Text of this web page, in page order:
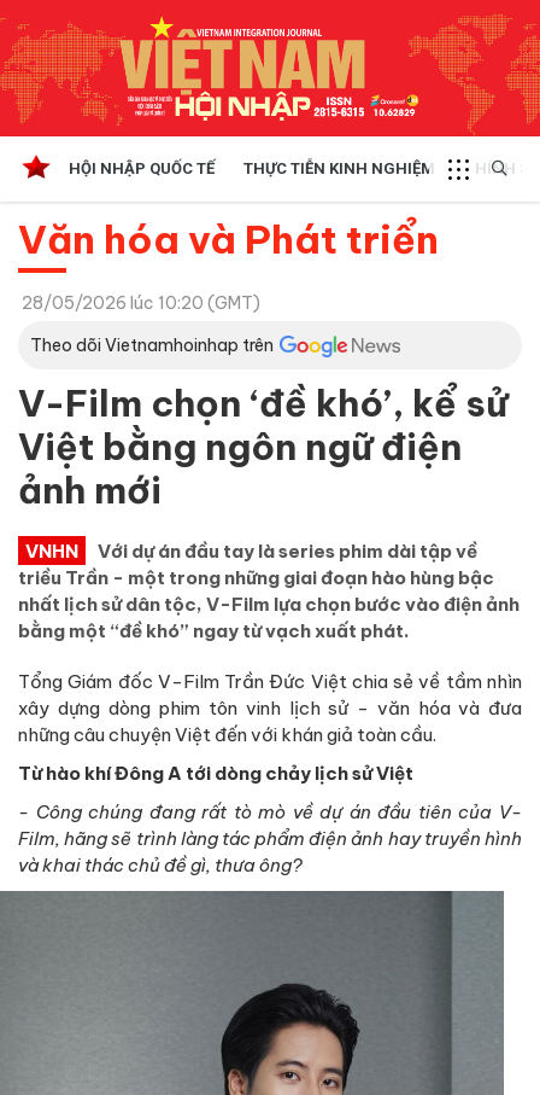
HỘI NHẬP QUỐC TẾ THỰC TIỄN KINH NGHIỆM CHÍNH
Văn hóa và Phát triển
28/05/2026 lúc 10:20 (GMT)
Theo dõi Vietnamhoinhap trên
V-Film chọn ‘đề khó’, kể sử
Việt bằng ngôn ngữ điện
ảnh mới
VNHN
Với dự án đầu tay là series phim dài tập về
triều Trần - một trong những giai đoạn hào hùng bậc
nhất lịch sử dân tộc, V-Film lựa chọn bước vào điện ảnh
bằng một “đề khó” ngay từ vạch xuất phát.
Tổng Giám đốc V-Film Trần Đức Việt chia sẻ về tầm nhìn
xây dựng dòng phim tôn vinh lịch sử - văn hóa và đưa
những câu chuyện Việt đến với khán giả toàn cầu.
Từ hào khí Đông A tới dòng chảy lịch sử Việt
- Công chúng đang rất tò mò về dự án đầu tiên của V-
Film, hãng sẽ trình làng tác phẩm điện ảnh hay truyền hình
và khai thác chủ đề gì, thưa ông?